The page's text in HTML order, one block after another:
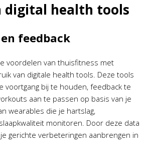
digital health tools
feedback
voordelen van thuisfitness met
van digitale health tools. Deze tools
voortgang bij te houden, feedback te
aan te passen op basis van je
wearables die je hartslag,
monitoren. Door deze data
gerichte verbeteringen aanbrengen in